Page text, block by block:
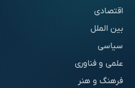
اقتصادی
بین الملل
سیاسی
علمی و فناوری
فرهنگ و هنر